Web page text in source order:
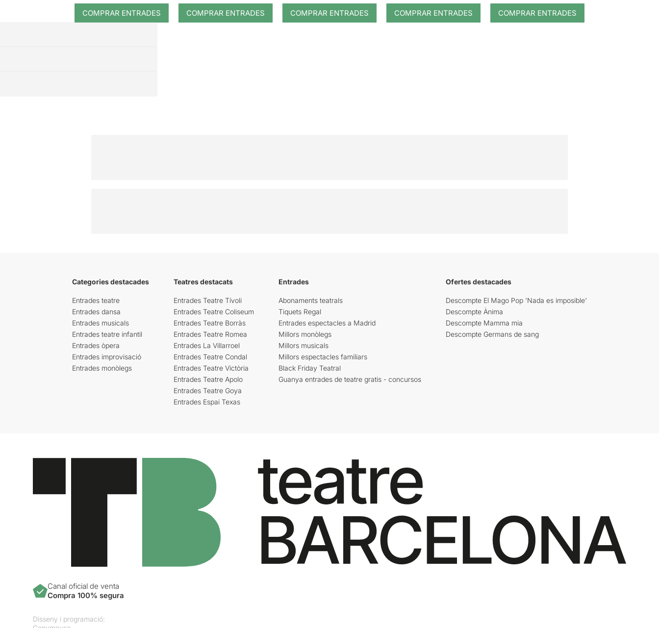
COMPRAR ENTRADES COMPRAR ENTRADES COMPRAR ENTRADES COMPRAR ENTRADES COMPRAR ENTRADES
Categories destacades
Entrades teatre
Entrades dansa
Entrades musicals
Entrades teatre infantil
Entrades òpera
Entrades improvisació
Entrades monòlegs
Teatres destacats
Entrades Teatre Tívoli
Entrades Teatre Coliseum
Entrades Teatre Borràs
Entrades Teatre Romea
Entrades La Villarroel
Entrades Teatre Condal
Entrades Teatre Victòria
Entrades Teatre Apolo
Entrades Teatre Goya
Entrades Espai Texas
Entrades
Abonaments teatrals
Tiquets Regal
Entrades espectacles a Madrid
Millors monòlegs
Millors musicals
Millors espectacles familiars
Black Friday Teatral
Guanya entrades de teatre gratis - concursos
Ofertes destacades
Descompte El Mago Pop 'Nada es imposible'
Descompte Ànima
Descompte Mamma mia
Descompte Germans de sang
Canal oficial de venta
Compra 100% segura
Disseny i programació: